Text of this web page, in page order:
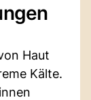
Haut
Kälte.